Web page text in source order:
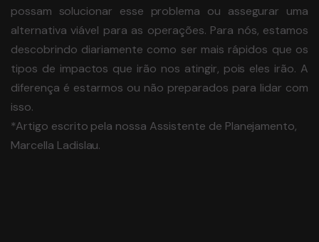
possam solucionar esse problema ou assegurar uma
alternativa viável para as operações. Para nós, estamos
descobrindo diariamente como ser mais rápidos que os
tipos de impactos que irão nos atingir, pois eles irão. A
diferença é estarmos ou não preparados para lidar com
isso.
*Artigo escrito pela nossa Assistente de Planejamento,
Marcella Ladislau.